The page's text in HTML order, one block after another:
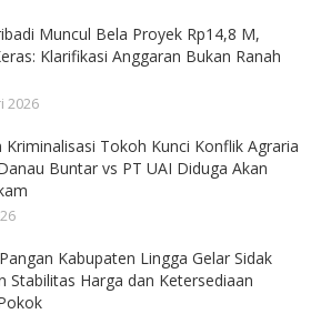
Muncul Bela Proyek Rp14,8 M,
Klarifikasi Anggaran Bukan Ranah
2026
Kriminalisasi Tokoh Kunci Konflik Agraria
Buntar vs PT UAI Diduga Akan
Kabupaten Lingga Gelar Sidak
Stabilitas Harga dan Ketersediaan